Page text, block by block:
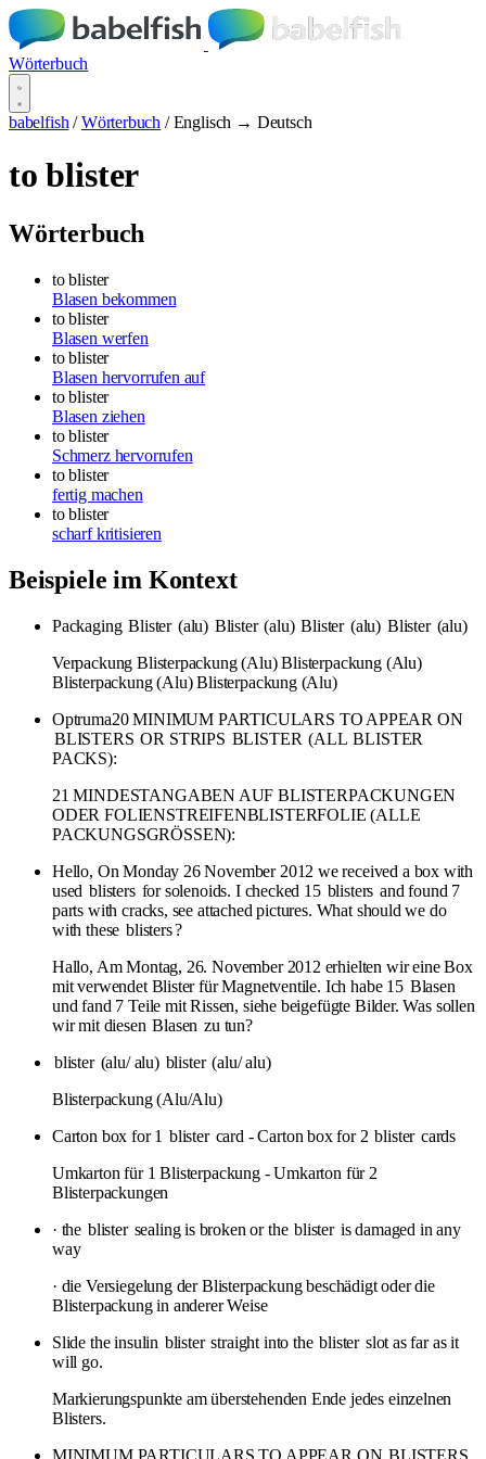
Wörterbuch
babelfish / Wörterbuch / Englisch → Deutsch
to blister
Wörterbuch
to blister
Blasen bekommen
to blister
Blasen werfen
to blister
Blasen hervorrufen auf
to blister
Blasen ziehen
to blister
Schmerz hervorrufen
to blister
fertig machen
to blister
scharf kritisieren
Beispiele im Kontext
Packaging Blister (alu) Blister (alu) Blister (alu) Blister (alu)
Verpackung Blisterpackung (Alu) Blisterpackung (Alu)
Blisterpackung (Alu) Blisterpackung (Alu)
Optruma20 MINIMUM PARTICULARS TO APPEAR ON
BLISTERS OR STRIPS BLISTER (ALL BLISTER
PACKS):
21 MINDESTANGABEN AUF BLISTERPACKUNGEN
ODER FOLIENSTREIFENBLISTERFOLIE (ALLE
PACKUNGSGRÖSSEN):
Hello, On Monday 26 November 2012 we received a box with
used blisters for solenoids. I checked 15 blisters and found 7
parts with cracks, see attached pictures. What should we do
with these blisters?
Hallo, Am Montag, 26. November 2012 erhielten wir eine Box
mit verwendet Blister für Magnetventile. Ich habe 15 Blasen
und fand 7 Teile mit Rissen, siehe beigefügte Bilder. Was sollen
wir mit diesen Blasen zu tun?
blister (alu/ alu) blister (alu/ alu)
Blisterpackung (Alu/Alu)
Carton box for 1 blister card - Carton box for 2 blister cards
Umkarton für 1 Blisterpackung - Umkarton für 2
Blisterpackungen
· the blister sealing is broken or the blister is damaged in any
way
· die Versiegelung der Blisterpackung beschädigt oder die
Blisterpackung in anderer Weise
Slide the insulin blister straight into the blister slot as far as it
will go.
Markierungspunkte am überstehenden Ende jedes einzelnen
Blisters.
MINIMUM PARTICULARS TO APPEAR ON BLISTERS